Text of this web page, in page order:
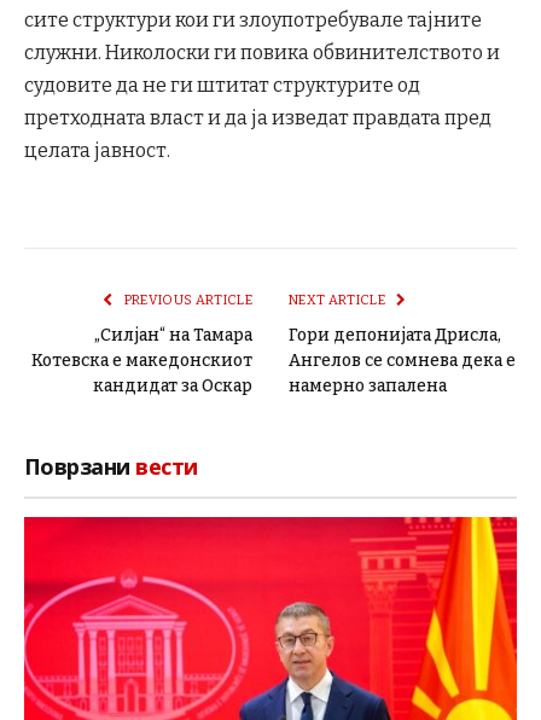
сите структури кои ги злоупотребувале тајните
служни. Николоски ги повика обвинителството и
судовите да не ги штитат структурите од
претходната власт и да ја изведат правдата пред
целата јавност.
PREVIOUS ARTICLE
„Силјан“ на Тамара
Котевска е македонскиот
кандидат за Оскар
NEXT ARTICLE
Гори депонијата Дрисла,
Ангелов се сомнева дека е
намерно запалена
Поврзани вести